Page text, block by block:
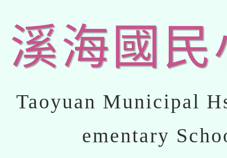
溪海國民
Taoyuan Municipal
ementary